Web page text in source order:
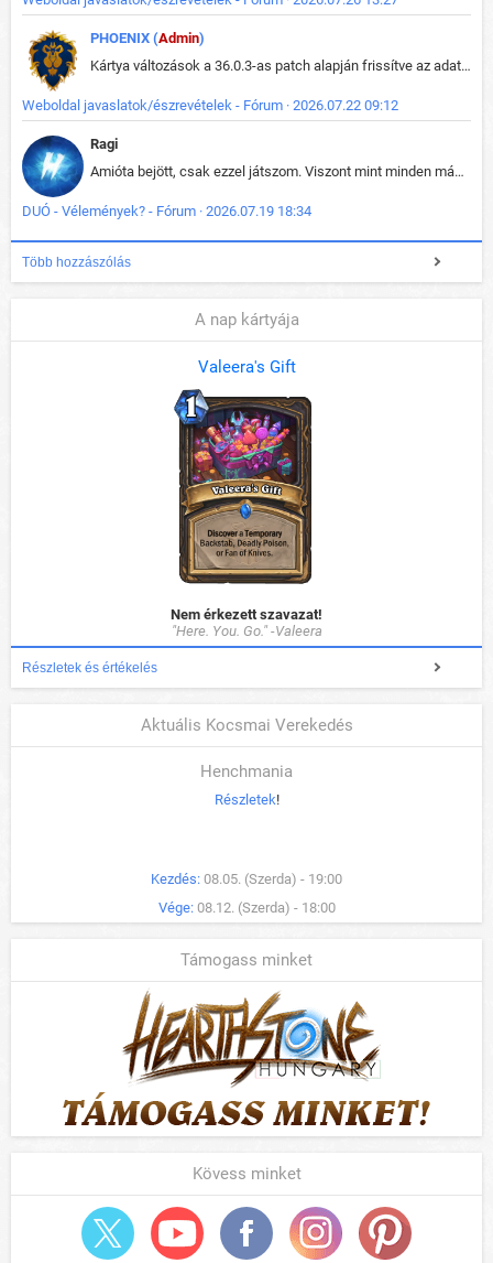
PHOENIX (Admin)
Kártya változások a 36.0.3-as patch alapján frissítve az adatbázisban (képek is cserélve).
Weboldal javaslatok/észrevételek - Fórum · 2026.07.22 09:12
Ragi
Amióta bejött, csak ezzel játszom. Viszont mint minden más - akár az alapjáték is, ez is baromira összetett lett. Néha már pár kör után is esélytelen az egész. Vagy irreállisan túltápol valaki, vagy lelép a partner, vagy csak hülye mint a segg. És amikor eljönne az én időm, na akkor jön el mindenki másé is. Engem jobban érdekelne, hogy ki milyen ratingen szokott játszani. Na ez lenne egy érdekes adat.
DUÓ - Vélemények? - Fórum · 2026.07.19 18:34
Több hozzászólás
A nap kártyája
Valeera's Gift
Nem érkezett szavazat!
"Here. You. Go." -Valeera
Részletek és értékelés
Aktuális Kocsmai Verekedés
Henchmania
Részletek!
Kezdés: 08.05. (Szerda) - 19:00
Vége: 08.12. (Szerda) - 18:00
Támogass minket
Kövess minket